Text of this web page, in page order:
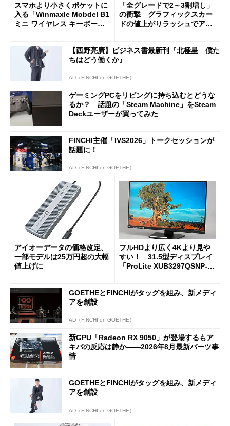
スマホより小さくポケットに
入る「Winmaxle Mobdel B1
ミニ ワイヤレス キーボー
「全グレードで2～3割増し」
の衝撃 グラフィックスカー
ドの値上がりラッシュでアキ
【西野亮廣】ビジネス書最新刊『北極星 僕た
ちはどう働くか』
AD（FINCHI on GOETHE）
ゲーミングPCをリビングに持ち込むとどうな
るか？ 話題の「Steam Machine」をSteam
Deckユーザーが買ってみた
FINCHI主催「IVS2026」トークセッションが
話題に！
AD（FINCHI on GOETHE）
アイオーデータの価格改定、
一部モデルは25万円超の大幅
値上げに
フルHDより広く4Kより見や
すい！ 31.5型ディスプレイ
「ProLite XUB3297QSNP-B
GOETHEとFINCHIがタッグを組み、新メディ
アを創設
AD（FINCHI on GOETHE）
新GPU「Radeon RX 9050」が登場するもア
キバの反応は静か――2026年8月最新パーツ事
情
GOETHEとFINCHIがタッグを組み、新メディ
アを創設
AD（FINCHI on GOETHE）